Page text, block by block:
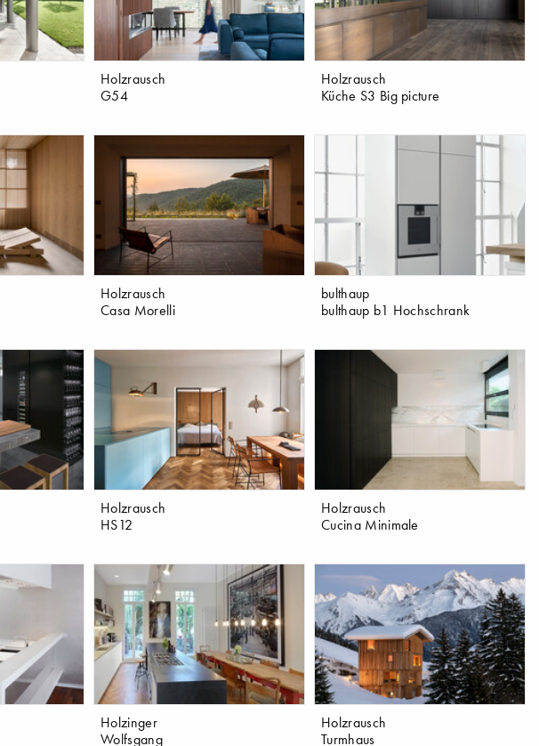
Holzrausch
G54
Holzrausch
Küche S3 Big picture
Holzrausch
Casa Morelli
bulthaup
bulthaup b1 Hochschrank
Holzrausch
HS12
Holzrausch
Cucina Minimale
Holzinger
Wolfsgang
Holzrausch
Turmhaus